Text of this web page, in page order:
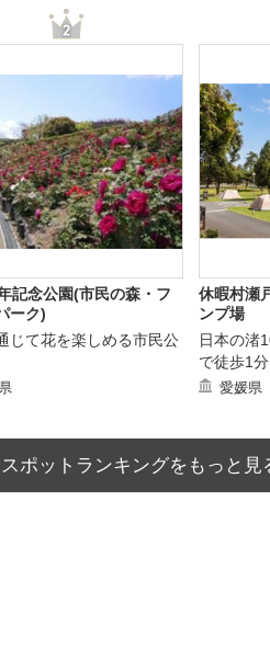
記念公園(市民の森・フ
ーク)
じて花を楽しめる市民公
休暇村瀬
ンプ場
日本の渚
で徒歩1分
愛媛県
ポットランキングをもっと見